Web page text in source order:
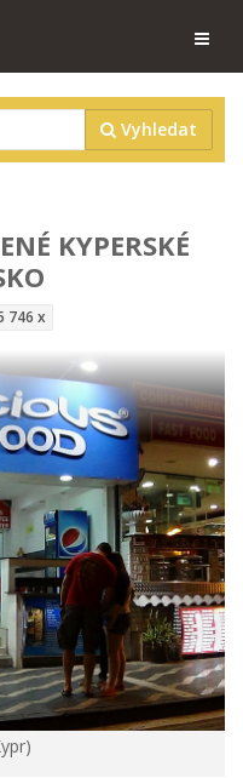
Vyhledat
KYPERSKÉ
746 x